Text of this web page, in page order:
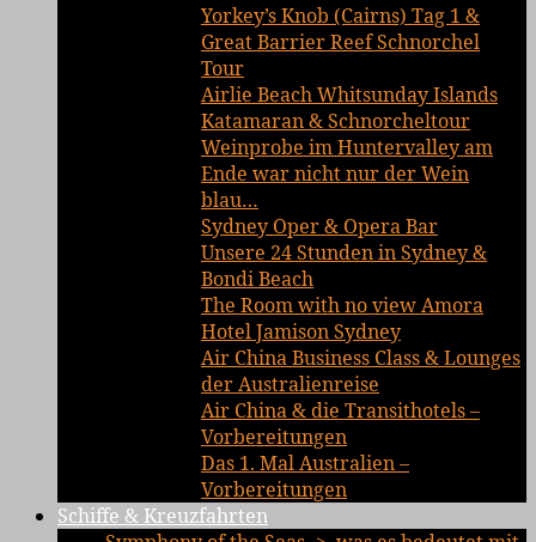
Yorkey’s Knob (Cairns) Tag 1 &
Great Barrier Reef Schnorchel
Tour
Airlie Beach Whitsunday Islands
Katamaran & Schnorcheltour
Weinprobe im Huntervalley am
Ende war nicht nur der Wein
blau…
Sydney Oper & Opera Bar
Unsere 24 Stunden in Sydney &
Bondi Beach
The Room with no view Amora
Hotel Jamison Sydney
Air China Business Class & Lounges
der Australienreise
Air China & die Transithotels –
Vorbereitungen
Das 1. Mal Australien –
Vorbereitungen
Schiffe & Kreuzfahrten